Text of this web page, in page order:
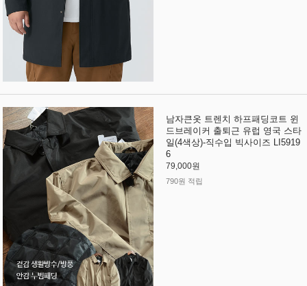
남자큰옷 트렌치 하프패딩코트 윈
드브레이커 출퇴근 유럽 영국 스타
일(4색상)-직수입 빅사이즈 LI5919
6
79,000원
790원 적립